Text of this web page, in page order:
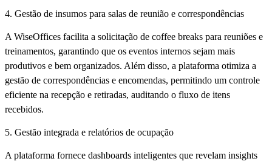
4. Gestão de insumos para salas de reunião e correspondências
A WiseOffices facilita a solicitação de coffee breaks para reuniões e
treinamentos, garantindo que os eventos internos sejam mais
produtivos e bem organizados. Além disso, a plataforma otimiza a
gestão de correspondências e encomendas, permitindo um controle
eficiente na recepção e retiradas, auditando o fluxo de itens
recebidos.
5. Gestão integrada e relatórios de ocupação
A plataforma fornece dashboards inteligentes que revelam insights